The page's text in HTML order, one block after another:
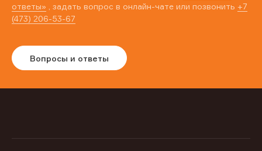
ответы» , задать вопрос в онлайн-чате или позвонить +7
(473) 206-53-67
Вопросы и ответы